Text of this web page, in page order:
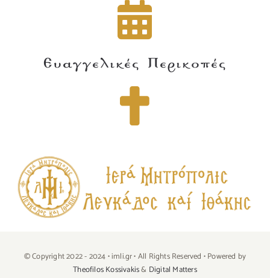
Ευαγγελικές Περικοπές
© Copyright 2022 - 2024 • imli.gr • All Rights Reserved • Powered by
Theofilos Kossivakis& Digital Matters